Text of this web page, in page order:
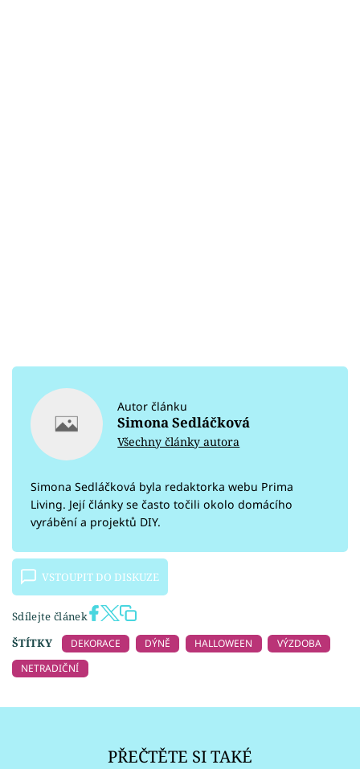
Autor článku
Simona Sedláčková
Všechny články autora
Simona Sedláčková byla redaktorka webu Prima
Living. Její články se často točili okolo domácího
vyrábění a projektů DIY.
VSTOUPIT DO DISKUZE
Sdílejte článek
ŠTÍTKY
DEKORACE DÝNĚ HALLOWEEN
VÝZDOBA
NETRADIČNÍ
PŘEČTĚTE SI TAKÉ